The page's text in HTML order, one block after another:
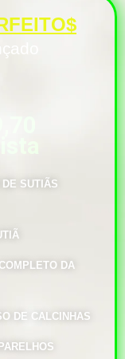
SUTIÃS
DA
DE CALCINHAS